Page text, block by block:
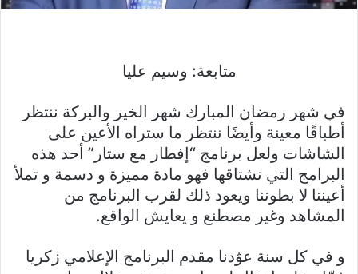
متابعة: وسيم عليا
في شهر رمضان المبارك شهر الخير والبركة ننتظر
أطباقًا معينة وأيضًا ننتظر ما ستراه الأعين على
الشاشات ولعل برنامج “إفطار مع ستار” أحد هذه
البرامج التي نشتاقها فهو مادة مميزة و دسمة و تملأ
أعيننا لا بطوننا ويعود ذلك لقرب البرنامج من
المشاهد وغير مصطنع و يعايش الواقع.
و في كل سنة عوّدنا مقدم البرنامج الإعلامي زكريا